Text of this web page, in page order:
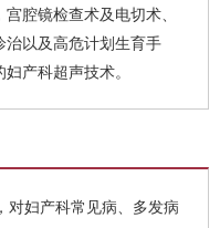
腔镜检查术及电切术、
治以及高危计划生育手
产科超声技术。
对妇产科常见病、多发病